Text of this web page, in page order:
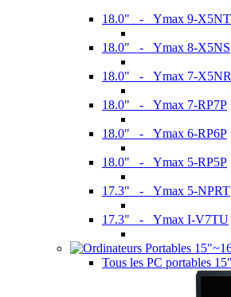
18.0" - Ymax 9-X5NT
18.0" - Ymax 8-X5NS
18.0" - Ymax 7-X5NR
18.0" - Ymax 7-RP7P
18.0" - Ymax 6-RP6P
18.0" - Ymax 5-RP5P
17.3" - Ymax 5-NPRT
17.3" - Ymax I-V7TU
Tous les PC portables